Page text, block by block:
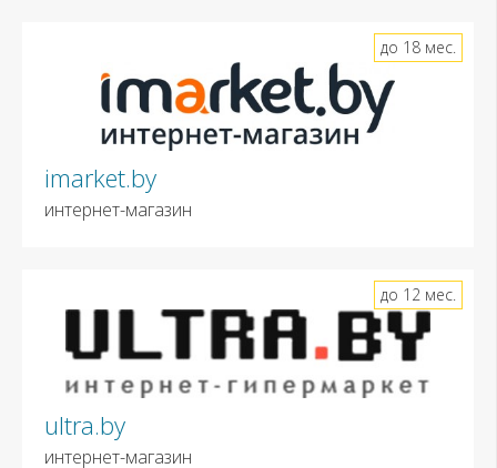
imarket.by
интернет-магазин
до 18 мес.
ultra.by
интернет-магазин
до 12 мес.